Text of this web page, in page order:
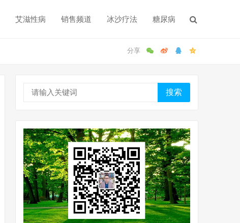
艾滋性病 销售频道 冰沙疗法 糖尿病
搜索